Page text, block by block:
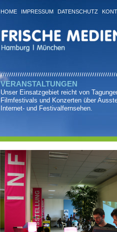
HOME IMPRESSUM DATENSCHUTZ
VERANSTALTUNGEN
Unser Einsatzgebiet reicht von
Filmfestivals und Konzerten über
Internet- und Festivalfernsehen.